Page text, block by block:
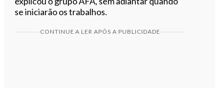
se iniciarão os trabalhos.
CONTINUE A LER APÓS A PUBLICIDADE